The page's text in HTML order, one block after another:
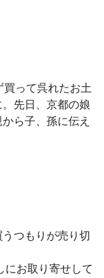
って呉れたお土
先日、京都の娘
ら子、孫に伝え
つもりが売り切
にお取り寄せして